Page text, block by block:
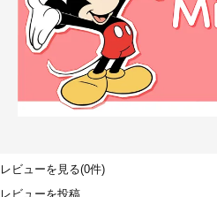
レビューを見る(0件)